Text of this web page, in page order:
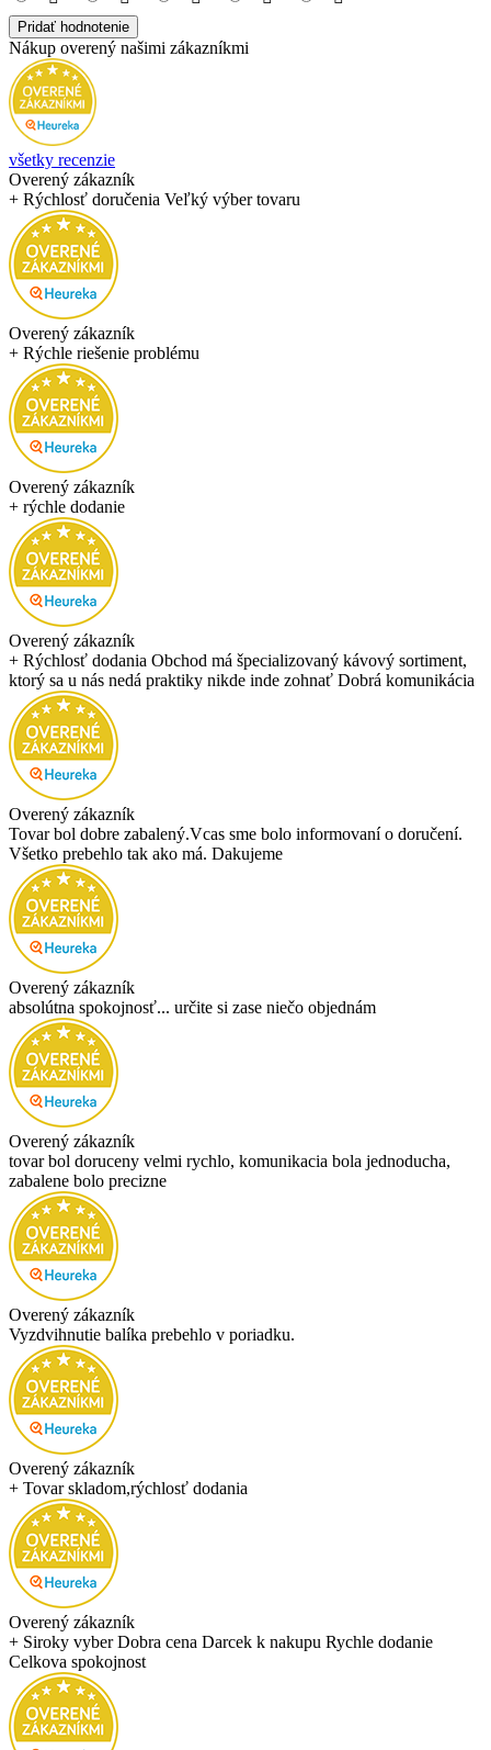
Pridať hodnotenie
Nákup overený našimi zákazníkmi
všetky recenzie
Overený zákazník
+ Rýchlosť doručenia Veľký výber tovaru
Overený zákazník
+ Rýchle riešenie problému
Overený zákazník
+ rýchle dodanie
Overený zákazník
+ Rýchlosť dodania Obchod má špecializovaný kávový sortiment,
ktorý sa u nás nedá praktiky nikde inde zohnať Dobrá komunikácia
Overený zákazník
Tovar bol dobre zabalený.Vcas sme bolo informovaní o doručení.
Všetko prebehlo tak ako má. Dakujeme
Overený zákazník
absolútna spokojnosť... určite si zase niečo objednám
Overený zákazník
tovar bol doruceny velmi rychlo, komunikacia bola jednoducha,
zabalene bolo precizne
Overený zákazník
Vyzdvihnutie balíka prebehlo v poriadku.
Overený zákazník
+ Tovar skladom,rýchlosť dodania
Overený zákazník
+ Siroky vyber Dobra cena Darcek k nakupu Rychle dodanie
Celkova spokojnost